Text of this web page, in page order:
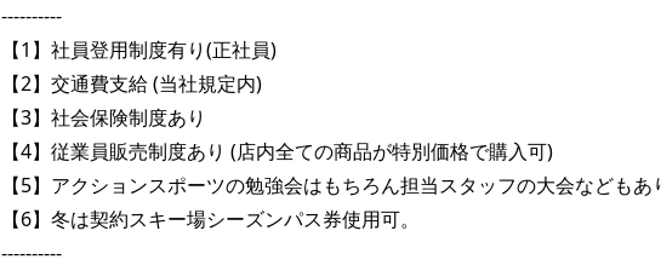
----------
【1】社員登用制度有り(正社員)
【2】交通費支給 (当社規定内)
【3】社会保険制度あり
【4】従業員販売制度あり (店内全ての商品が特別価格で購入可)
【5】アクションスポーツの勉強会はもちろん担当スタッフの大会などもあ
【6】冬は契約スキー場シーズンパス券使用可。
----------